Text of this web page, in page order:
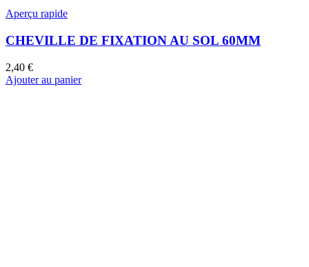
Aperçu rapide
CHEVILLE DE FIXATION AU SOL 60MM
2,40 €
Ajouter au panier